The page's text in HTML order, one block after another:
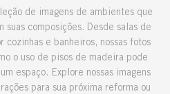
de imagens de ambientes que
composições. Desde salas de
cozinhas e banheiros, nossas fotos
o uso de pisos de madeira pode
espaço. Explore nossas imagens
para sua próxima reforma ou